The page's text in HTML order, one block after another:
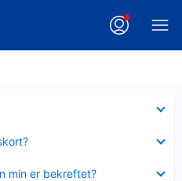
min er bekreftet?